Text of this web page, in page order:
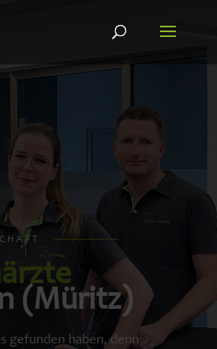
(Müritz)
gefunden haben, denn